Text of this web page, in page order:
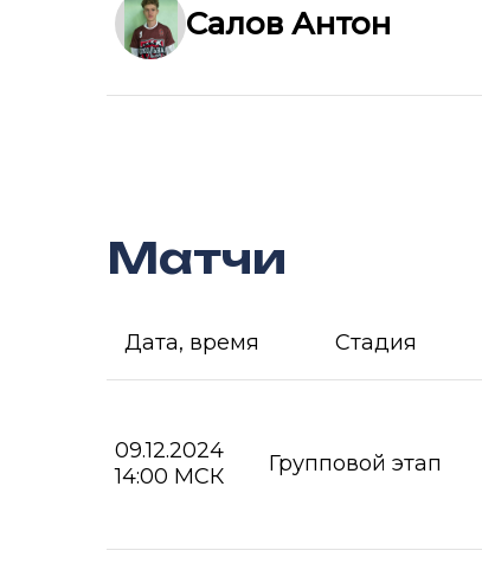
Салов Антон
Матчи
Дата, время Стадия
09.12.2024
14:00 МСК
Групповой этап